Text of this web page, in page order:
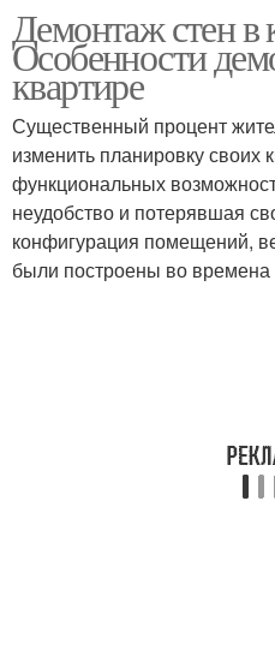
Демонтаж стен в
Особенности
квартире
Существенный процент
изменить планировку своих
функциональных
неудобство и потерявшая
конфигурация помещений,
были построены во времена